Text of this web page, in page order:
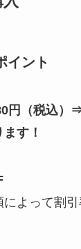
イント
円（税込）
す！
よって割